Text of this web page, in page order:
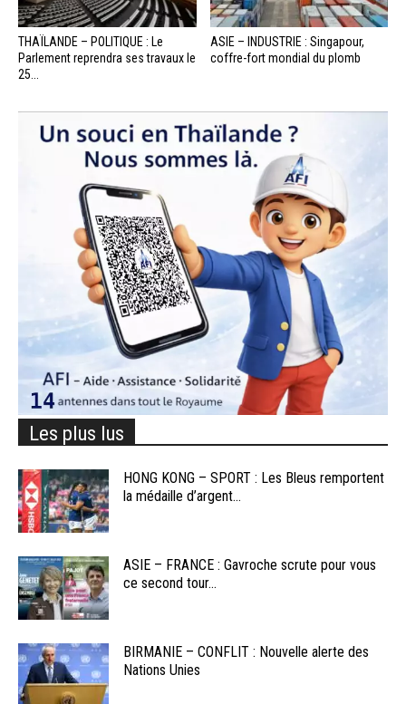
THAÏLANDE – POLITIQUE : Le
Parlement reprendra ses travaux le
25...
ASIE – INDUSTRIE : Singapour,
coffre-fort mondial du plomb
Les plus lus
HONG KONG – SPORT : Les Bleus remportent
la médaille d’argent...
ASIE – FRANCE : Gavroche scrute pour vous
ce second tour...
BIRMANIE – CONFLIT : Nouvelle alerte des
Nations Unies